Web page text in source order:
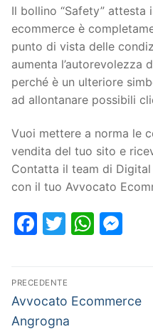
Il bollino “Safety”
ecommerce è
punto di vista delle
aumenta l’autorevolezza
perché è un ulteriore
ad allontanare possibili
Vuoi mettere a norma le
vendita del tuo sito e
Contatta il team di
con il tuo Avvocato
Facebook
Twitter
PRECEDENTE
Avvocato Ecommerce
Angrogna